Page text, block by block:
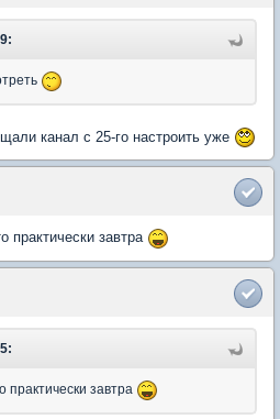
канал с 25-го настроить уже
практически завтра
практически завтра